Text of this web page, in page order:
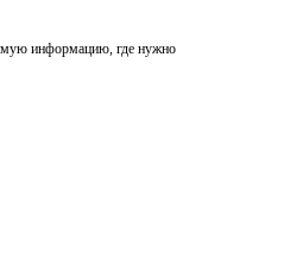
информацию, где нужно